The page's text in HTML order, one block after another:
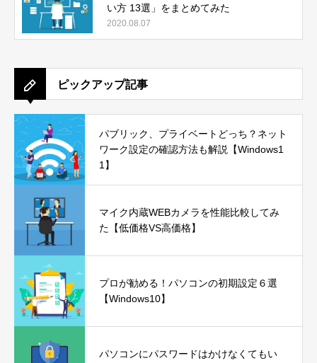
い方 13選」をまとめてみた
2020.08.07
ピックアップ記事
パブリック、プライベートどっち？ネット
ワーク設定の確認方法も解説【Windows1
1】
マイク内蔵WEBカメラを性能比較してみ
た【低価格VS高価格】
プロが勧める！パソコンの初期設定６選
【Windows10】
パソコンにパスワードはかけなくてもい